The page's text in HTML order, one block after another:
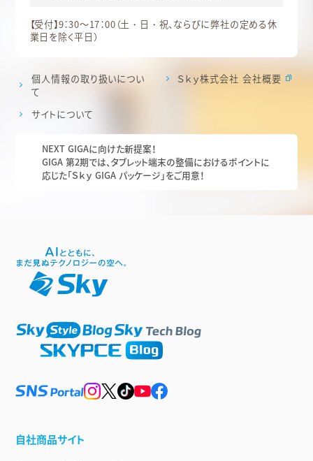
【受付】9：30～17：00（土・日・祝、ならびに弊社の定める休
業日を除く平日）
個人情報の取り扱いについ
て
サイトについて
Ｓｋｙ株式会社 会社概要
NEXT GIGAに向けた新提案！
GIGA 第2期では、タブレット端末の整備におけるポイントに
応じた「Ｓｋｙ GIGA パッケージ」をご用意！
自社商品サイト